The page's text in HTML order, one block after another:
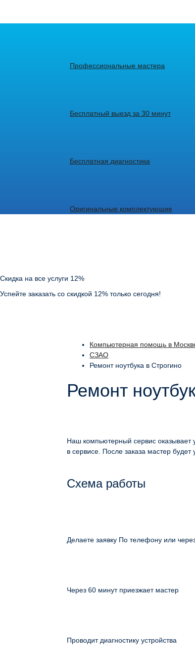
Профессиональные мастера
Бесплатный выезд за 30 минут
Бесплатная диагностика
Оригинальные комплектующие
Скидка на все услуги 12%
Успейте заказать со скидкой 12% только сегодня!
Компьютерная помощь в
СЗАО
Ремонт ноутбука в Строгино
Ремонт
Наш компьютерный сервис оказывает
в сервисе. После заказа мастер будет
Схема работы
Делаете заявку По телефону или
Через 60 минут приезжает мастер
Проводит диагностику устройства